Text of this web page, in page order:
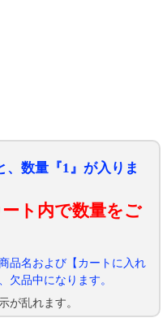
、数量『1』が入りま
ト内で数量をご
品名および【カートに入れ
欠品中になります。
が乱れます。